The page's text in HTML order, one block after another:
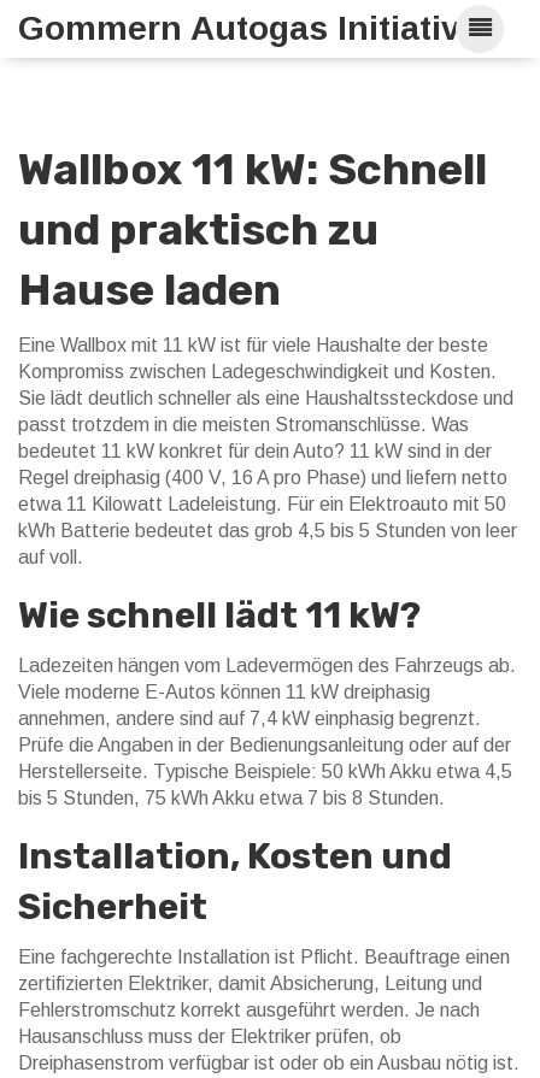
Gommern Autogas Initiative
Wallbox 11 kW: Schnell
und praktisch zu
Hause laden
Eine Wallbox mit 11 kW ist für viele Haushalte der beste
Kompromiss zwischen Ladegeschwindigkeit und Kosten.
Sie lädt deutlich schneller als eine Haushaltssteckdose und
passt trotzdem in die meisten Stromanschlüsse. Was
bedeutet 11 kW konkret für dein Auto? 11 kW sind in der
Regel dreiphasig (400 V, 16 A pro Phase) und liefern netto
etwa 11 Kilowatt Ladeleistung. Für ein Elektroauto mit 50
kWh Batterie bedeutet das grob 4,5 bis 5 Stunden von leer
auf voll.
Wie schnell lädt 11 kW?
Ladezeiten hängen vom Ladevermögen des Fahrzeugs ab.
Viele moderne E-Autos können 11 kW dreiphasig
annehmen, andere sind auf 7,4 kW einphasig begrenzt.
Prüfe die Angaben in der Bedienungsanleitung oder auf der
Herstellerseite. Typische Beispiele: 50 kWh Akku etwa 4,5
bis 5 Stunden, 75 kWh Akku etwa 7 bis 8 Stunden.
Installation, Kosten und
Sicherheit
Eine fachgerechte Installation ist Pflicht. Beauftrage einen
zertifizierten Elektriker, damit Absicherung, Leitung und
Fehlerstromschutz korrekt ausgeführt werden. Je nach
Hausanschluss muss der Elektriker prüfen, ob
Dreiphasenstrom verfügbar ist oder ob ein Ausbau nötig ist.